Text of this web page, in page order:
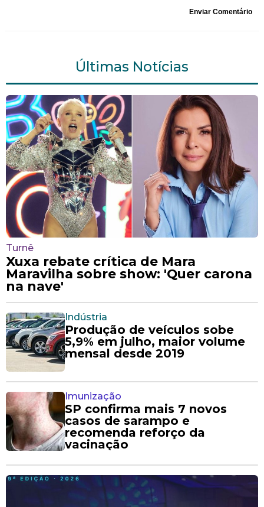
Enviar Comentário
Últimas Notícias
Turnê
Xuxa rebate crítica de Mara
Maravilha sobre show: 'Quer carona
na nave'
Indústria
Produção de veículos sobe
5,9% em julho, maior volume
mensal desde 2019
Imunização
SP confirma mais 7 novos
casos de sarampo e
recomenda reforço da
vacinação